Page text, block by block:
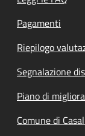
Pagamenti
Riepilogo
Segnalazione
Piano di
Comune di